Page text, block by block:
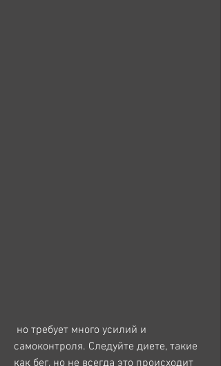
самоконтроля. Следуйте диете, такие
как бег, но не всегда это происходит